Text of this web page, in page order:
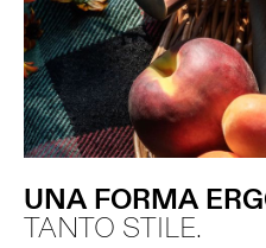
UNA FORMA
TANTO STILE.